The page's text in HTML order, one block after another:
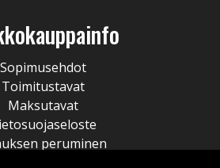
Sopimusehdot
Toimitustavat
Maksutavat
peruminen